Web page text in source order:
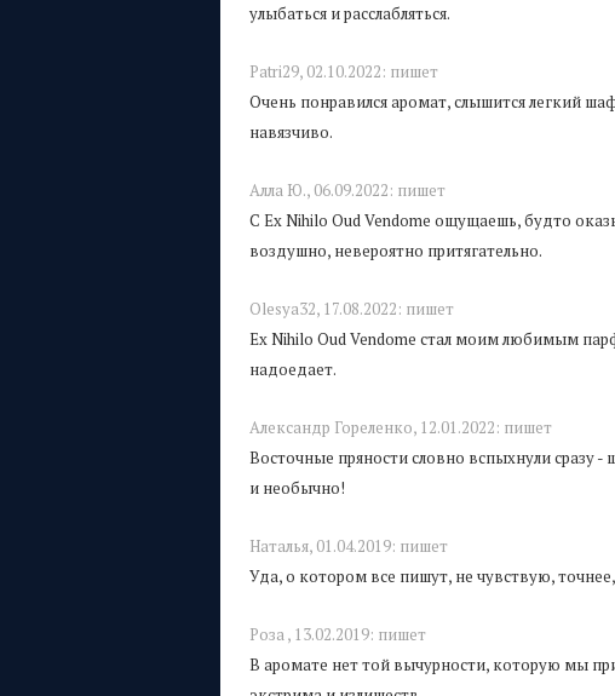
улыбаться и расслабляться.
Patri29, 02.10.2022: пишет
Очень понравился аромат, слышится легкий
навязчиво.
Алла Ю., 06.09.2022: пишет
С Ex Nihilo Oud Vendome ощущаешь, будто
воздушно, невероятно притягательно.
Olesya32, 17.08.2022: пишет
Ex Nihilo Oud Vendome стал моим любимым
надоедает.
Александр Гореленко, 12.01.2022: пишет
Восточные пряности словно вспыхнули сразу
и необычно!
Наталья, 01.04.2019: пишет
Уда, о котором все пишут, не чувствую,
Роза , 13.02.2019: пишет
В аромате нет той вычурности, которую мы